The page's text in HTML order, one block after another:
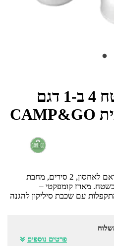
ערכת בישול לשטח 4 ב-1 דגם
סט בישול לשטח הכולל נרתיק תואם לאחסון, 2 סירים, מחבת
בשטח. מארז קומפקטי –
עם שכבת סיליקון להגנה
פרטים נוספים